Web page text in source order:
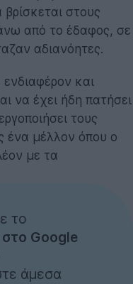
στους
από το έδαφος, σε
αδιανόητες.
και
να έχει ήδη πατήσει
τους
ένα μέλλον όπου ο
με τα
το
Google
άμεσα